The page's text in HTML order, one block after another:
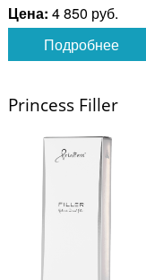
Цена: 4 850 руб.
Подробнее
Princess Filler